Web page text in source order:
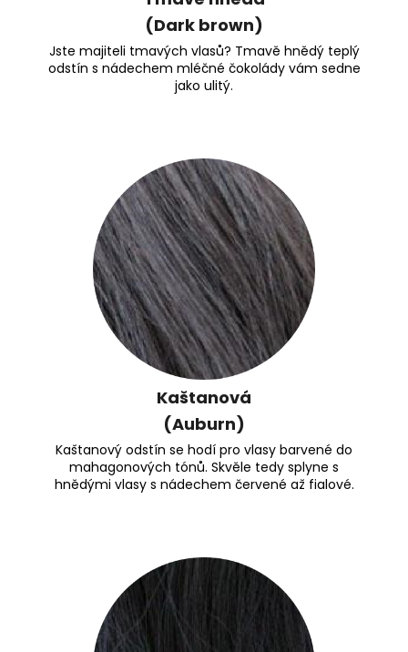
(Dark brown)
Jste majiteli tmavých vlasů? Tmavě hnědý teplý
odstín s nádechem mléčné čokolády vám sedne
jako ulitý.
Kaštanová
(Auburn)
Kaštanový odstín se hodí pro vlasy barvené do
mahagonových tónů. Skvěle tedy splyne s
hnědými vlasy s nádechem červené až fialové.